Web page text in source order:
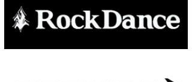
上條将美
唐澤予報士